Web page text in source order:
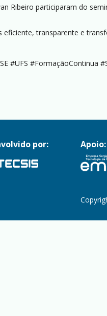
Ribeiro participaram do
eficiente, transparente e
#UFS #FormaçãoContinua
por: Apoio: